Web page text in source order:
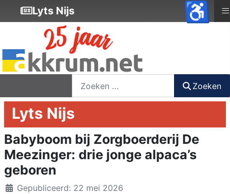
Zoeken
Lyts Nijs
Babyboom bij Zorgboerderij De
Meezinger: drie jonge alpaca’s
geboren
DetailsGepubliceerd: 22 mei 2026
Lyts Nijs ≡
♿